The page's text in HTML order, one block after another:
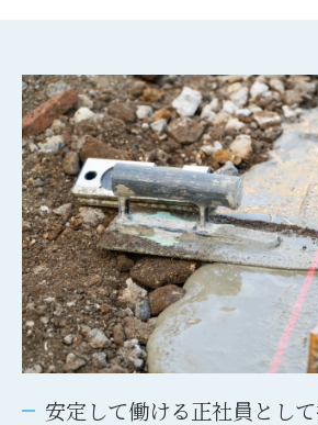
安定して働ける正社員とし